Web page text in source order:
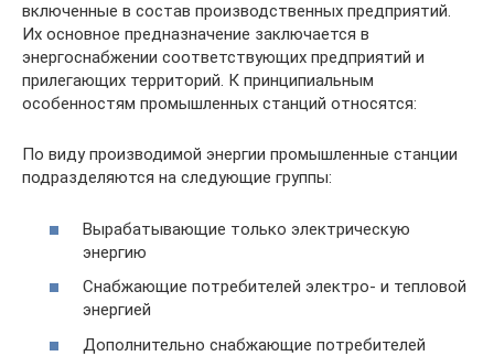
включенные в состав производственных предприятий.
Их основное предназначение заключается в
энергоснабжении соответствующих предприятий и
прилегающих территорий. К принципиальным
особенностям промышленных станций относятся:
По виду производимой энергии промышленные станции
подразделяются на следующие группы:
Вырабатывающие только электрическую
энергию
Снабжающие потребителей электро- и тепловой
энергией
Дополнительно снабжающие потребителей